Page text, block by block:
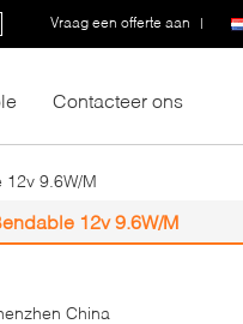
Vraag een offerte aan |
Contacteer ons
9.6W/M
12v 9.6W/M
China